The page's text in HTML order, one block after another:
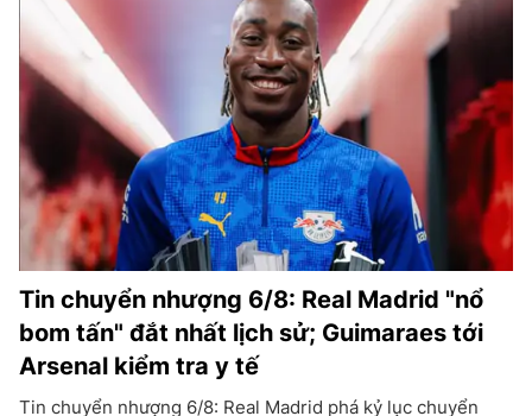
Tin chuyển nhượng 6/8: Real Madrid "nổ
bom tấn" đắt nhất lịch sử; Guimaraes tới
Arsenal kiểm tra y tế
Tin chuyển nhượng 6/8: Real Madrid phá kỷ lục chuyển